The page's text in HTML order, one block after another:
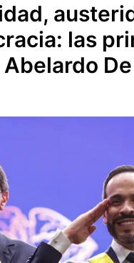
las
Abelardo